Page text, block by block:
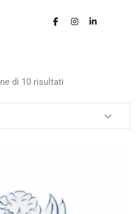
di 10 risultati